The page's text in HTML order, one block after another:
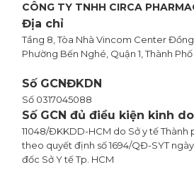
CÔNG TY TNHH CIRCA
Địa chỉ
Tầng 8, Tòa Nhà Vincom Center Đồng
Phường Bến Nghé, Quận 1, Thành
Số GCNĐKDN
Số 0317045088
Số GCN đủ điều kiện kinh
11048/ĐKKDD-HCM do Sở y tế Thành
theo quyết định số 1694/QĐ-SYT
đốc Sở Y tế Tp. HCM